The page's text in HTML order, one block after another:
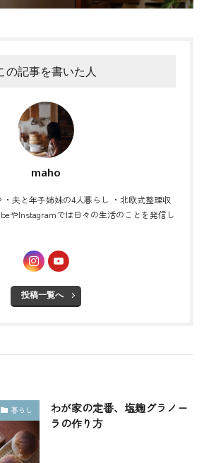
の記事を書いた人
maho
・夫と年子姉妹の4人暮らし ・北欧式整理収
やInstagramでは日々の生活のことを発信し
投稿一覧へ
暮らし
わが家の定番、塩麹グラノー
ラの作り方